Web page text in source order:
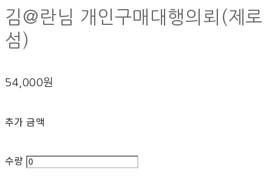
김@란님 개인구매대행의뢰(제로
섬)
54,000원
추가 금액
수량